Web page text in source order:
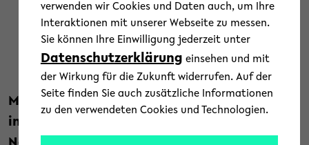
Sammlung kosmischer
Radioquellen veröffentlicht
19. Februar 2026
Mehr als zehn Jahre lang beobachtete
internationales Forschungsteam
verwenden wir Cookies und Daten auch, um Ihre
Interaktionen mit unserer Webseite zu messen.
Sie können Ihre Einwilligung jederzeit unter
Datenschutzerklärung einsehen und mit
der Wirkung für die Zukunft widerrufen. Auf der
Seite finden Sie auch zusätzliche Informationen
zu den verwendeten Cookies und Technologien.